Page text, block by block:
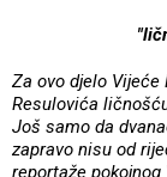
Za ovo djelo
Resulovića
Još samo da
zapravo nisu od
reportaže